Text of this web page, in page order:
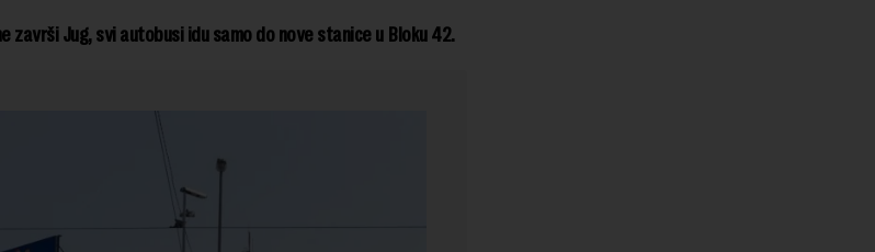
završi Jug, svi autobusi idu samo do nove stanice u Bloku 42.